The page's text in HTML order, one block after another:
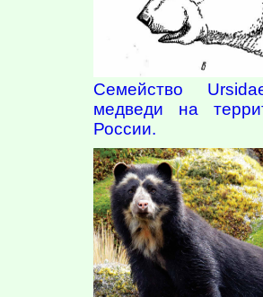
Семейство
медведи на
России.